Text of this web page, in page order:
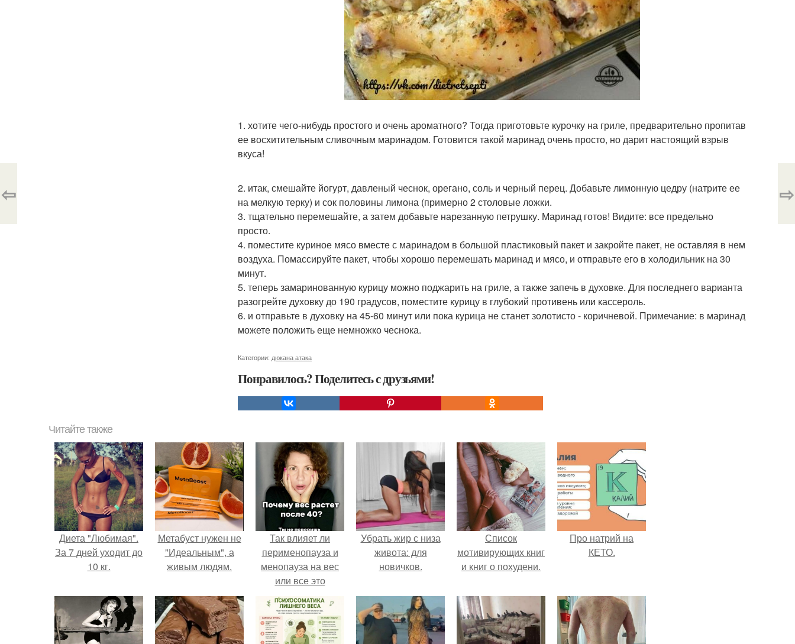
1. хотите чего-нибудь простого и очень ароматного? Тогда приготовьте курочку на гриле, предварительно пропитав
ее восхитительным сливочным маринадом. Готовится такой маринад очень просто, но дарит настоящий взрыв
вкуса!
2. итак, смешайте йогурт, давленый чеснок, орегано, соль и черный перец. Добавьте лимонную цедру (натрите ее
на мелкую терку) и сок половины лимона (примерно 2 столовые ложки.
3. тщательно перемешайте, а затем добавьте нарезанную петрушку. Маринад готов! Видите: все предельно
просто.
4. поместите куриное мясо вместе с маринадом в большой пластиковый пакет и закройте пакет, не оставляя в нем
воздуха. Помассируйте пакет, чтобы хорошо перемешать маринад и мясо, и отправьте его в холодильник на 30
минут.
5. теперь замаринованную курицу можно поджарить на гриле, а также запечь в духовке. Для последнего варианта
разогрейте духовку до 190 градусов, поместите курицу в глубокий противень или кассероль.
6. и отправьте в духовку на 45-60 минут или пока курица не станет золотисто - коричневой. Примечание: в маринад
можете положить еще немножко чеснока.
Категории: дюкана атака
Понравилось? Поделитесь с друзьями!
⇦ ⇨
Читайте также
Диета "Любимая".
За 7 дней уходит до
10 кг.
Метабуст нужен не
"Идеальным", а
живым людям.
Так влияет ли
перименопауза и
менопауза на вес
или все это
ерунда?
Убрать жир с низа
живота: для
новичков.
Список
мотивирующих книг
и книг о похудени.
Про натрий на
КЕТО.